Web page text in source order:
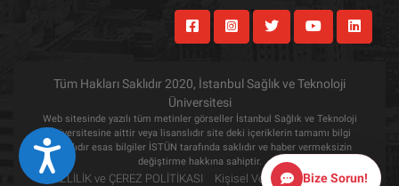
Eri&#351;ilebilirlik
Bize Sorun!
Tüm Hakları Saklıdır 2020, İstanbul Sağlık ve Teknoloji
Üniversitesi
Web sitesinde yazılı tüm metinler görseller İstanbul Sağlık ve Teknoloji
Üniversitesine aittir veya lisanslıdır site deki içeriklerin tamamı bilgi
amaçlıdır esas bilgiler İSTÜN tarafında saklıdır ve haber vermeksizin
değiştirme hakkına sahiptir.
GİZLİLİK ve ÇEREZ POLİTİKASI Kişisel Verilerin Korunması